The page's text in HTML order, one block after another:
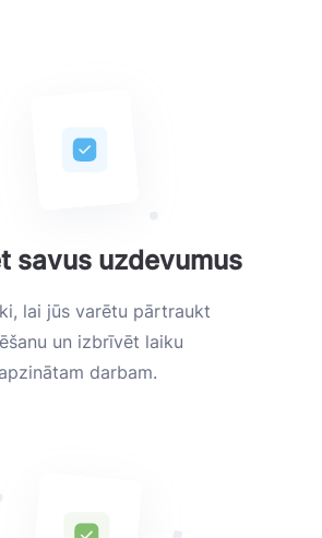
savus uzdevumus
lai jūs varētu pārtraukt
un izbrīvēt laiku
darbam.